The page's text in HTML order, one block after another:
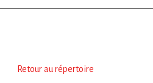
Retour au répertoire